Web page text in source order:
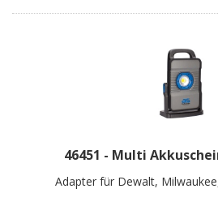
46451 - Multi
Adapter für Dewalt,